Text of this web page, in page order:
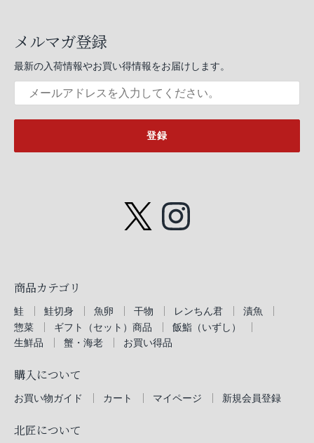
メルマガ登録
最新の入荷情報やお買い得情報をお届けします。
登録
商品カテゴリ
鮭 鮭切身 魚卵 干物 レンちん君
漬魚
惣菜
ギフト（セット）商品
飯鮨（いずし）
生鮮品
蟹・海老 お買い得品
購入について
お買い物ガイド カート マイページ 新規会員登録
北匠について